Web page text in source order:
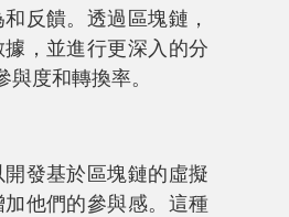
反饋。透過區塊鏈，
，並進行更深入的分
度和轉換率。
發基於區塊鏈的虛擬
他們的參與感。這種